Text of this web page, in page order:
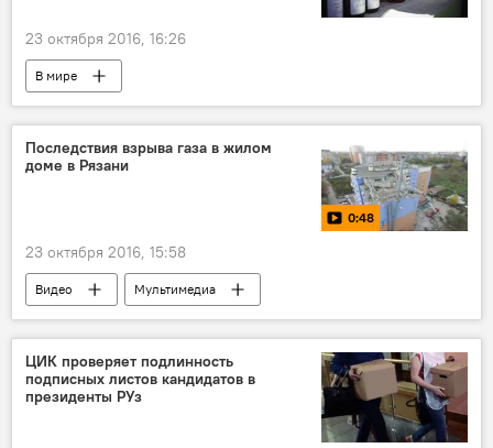
23 октября 2016, 16:26
В мире
Последствия взрыва газа в жилом
доме в Рязани
0:48
23 октября 2016, 15:58
Видео Мультимедиа
ЦИК проверяет подлинность
подписных листов кандидатов в
президенты РУз